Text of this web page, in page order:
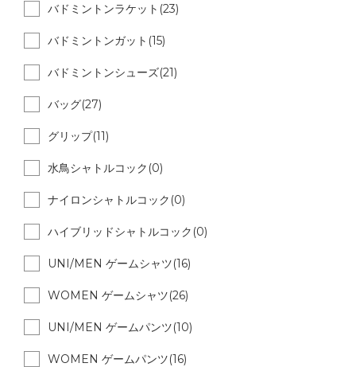
バドミントンラケット(23)
バドミントンガット(15)
バドミントンシューズ(21)
バッグ(27)
グリップ(11)
水鳥シャトルコック(0)
ナイロンシャトルコック(0)
ハイブリッドシャトルコック(0)
UNI/MEN ゲームシャツ(16)
WOMEN ゲームシャツ(26)
UNI/MEN ゲームパンツ(10)
WOMEN ゲームパンツ(16)